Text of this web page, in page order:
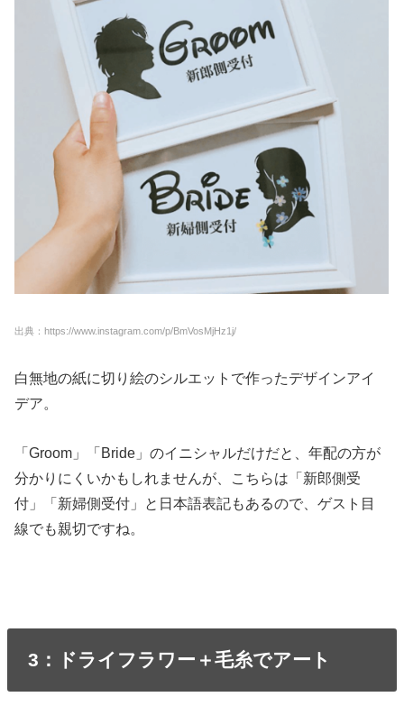
出典：https://www.instagram.com/p/BmVosMjHz1j/
白無地の紙に切り絵のシルエットで作ったデザインアイ
デア。
「Groom」「Bride」のイニシャルだけだと、年配の方が
分かりにくいかもしれませんが、こちらは「新郎側受
付」「新婦側受付」と日本語表記もあるので、ゲスト目
線でも親切ですね。
3：ドライフラワー＋毛糸でアート